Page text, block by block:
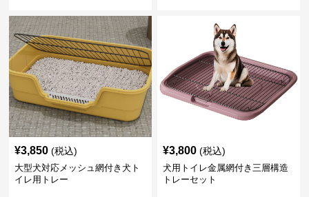
¥3,850 (税込)
大型犬対応メッシュ網付き犬ト
イレ用トレー
¥3,800 (税込)
犬用トイレ金属網付き三層構造
トレーセット